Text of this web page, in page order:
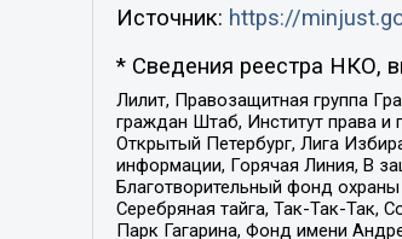
Источник: https://
* Сведения реестра НКО,
Лилит, Правозащитная группа
граждан Штаб, Институт права
Открытый Петербург, Лига
информации, Горячая Линия, В
Благотворительный фонд
Серебряная тайга, Так-Так-Так,
Парк Гагарина, Фонд имени